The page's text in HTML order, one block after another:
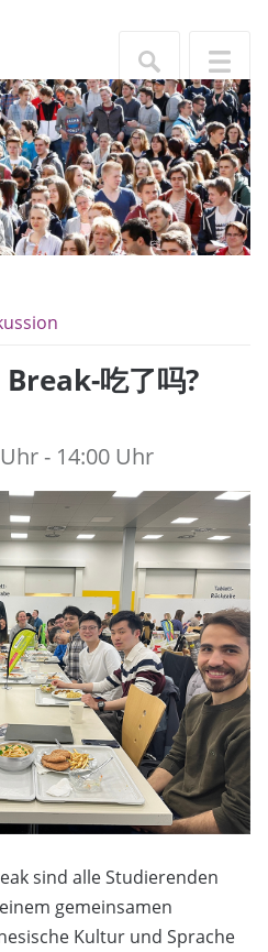
吃了吗?
- 14:00 Uhr
sind alle Studierenden
gemeinsamen
Kultur und Sprache